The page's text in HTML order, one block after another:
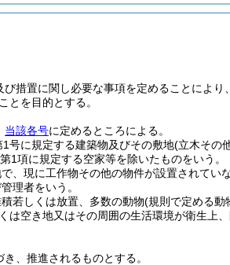
措置に関し必要な事項を定めることによ
とを目的とする。
当該各号に定めるところによる。
1号に規定する建築物及びその敷地(立木その
1項に規定する空家等を除いたものをいう。
現に工作物その他の物件が設置されてい
理者をいう。
若しくは放置、多数の動物(規則で定める動
は空き地又はその周囲の生活環境が衛生上
、推進されるものとする。